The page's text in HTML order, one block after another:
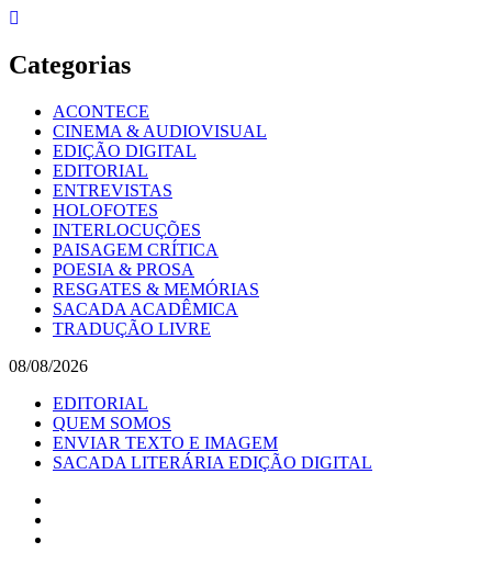
Skip
content
Categorias
ACONTECE
CINEMA & AUDIOVISUAL
EDIÇÃO DIGITAL
EDITORIAL
ENTREVISTAS
HOLOFOTES
INTERLOCUÇÕES
PAISAGEM CRÍTICA
POESIA & PROSA
RESGATES & MEMÓRIAS
SACADA ACADÊMICA
TRADUÇÃO LIVRE
08/08/2026
EDITORIAL
QUEM SOMOS
ENVIAR TEXTO E IMAGEM
SACADA LITERÁRIA EDIÇÃO DIGITAL